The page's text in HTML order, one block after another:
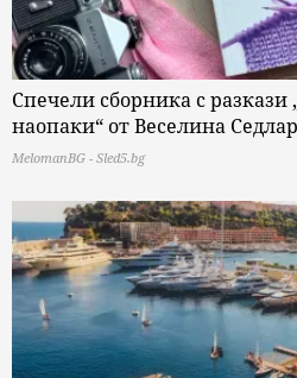
Спечели сборника с разкази
наопаки“ от Веселина
MelomanBG - Sled5.bg